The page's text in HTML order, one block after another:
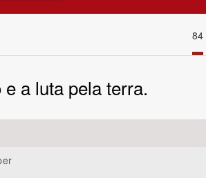
84
a luta pela terra.